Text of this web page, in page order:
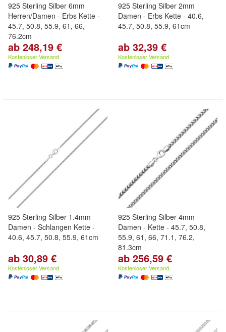
925 Sterling Silber 6mm
Herren/Damen - Erbs Kette -
45.7, 50.8, 55.9, 61, 66,
76.2cm
ab 248,19 €
Kostenloser Versand
925 Sterling Silber 2mm
Damen - Erbs Kette - 40.6,
45.7, 50.8, 55.9, 61cm
ab 32,39 €
Kostenloser Versand
925 Sterling Silber 1.4mm
Damen - Schlangen Kette -
40.6, 45.7, 50.8, 55.9, 61cm
ab 30,89 €
Kostenloser Versand
925 Sterling Silber 4mm
Damen - Kette - 45.7, 50.8,
55.9, 61, 66, 71.1, 76.2,
81.3cm
ab 256,59 €
Kostenloser Versand